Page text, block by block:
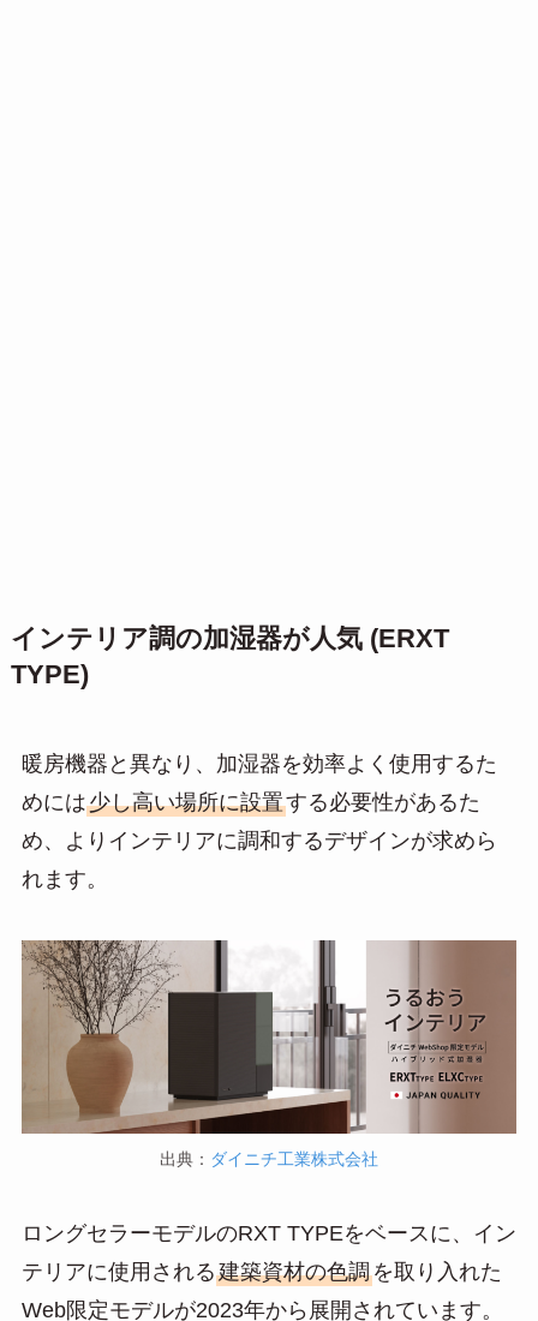
インテリア調の加湿器が人気 (ERXT
TYPE)
暖房機器と異なり、加湿器を効率よく使用するた
めには少し高い場所に設置する必要性があるた
め、よりインテリアに調和するデザインが求めら
れます。
出典： ダイニチ工業株式会社
ロングセラーモデルのRXT TYPEをベースに、イン
テリアに使用される建築資材の色調を取り入れた
Web限定モデルが2023年から展開されています。